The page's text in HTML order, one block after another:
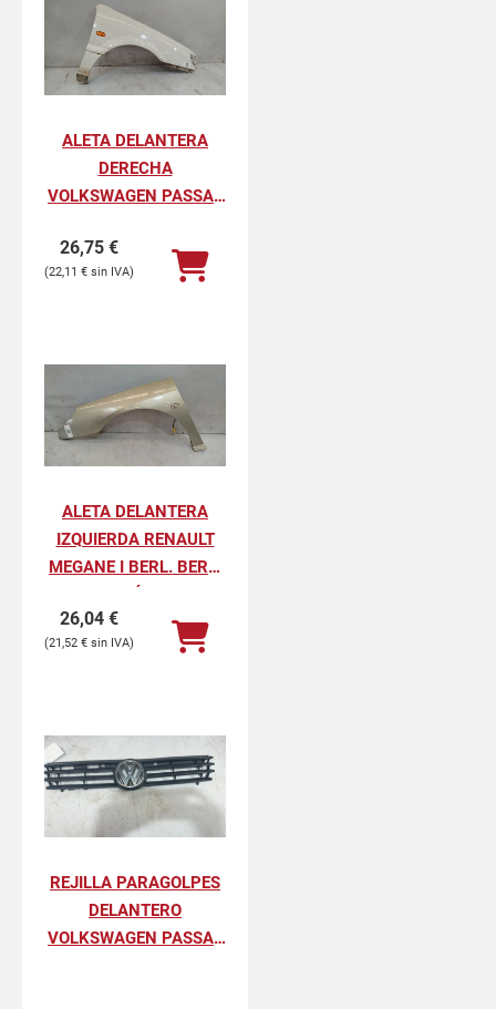
ALETA DELANTERA
DERECHA
VOLKSWAGEN PASSAT
26,75 €
22,11 €
ALETA DELANTERA
IZQUIERDA RENAULT
MEGANE I BERL. BERL.
26,04 €
21,52 €
REJILLA PARAGOLPES
DELANTERO
VOLKSWAGEN PASSAT